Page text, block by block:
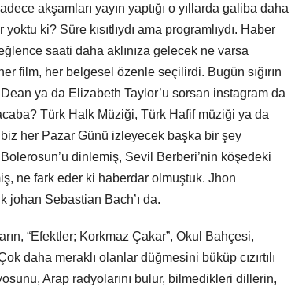
akşamları yayın yaptığı o yıllarda galiba daha
ki? Süre kısıtlıydı ama programlıydı. Haber
saati daha aklınıza gelecek ne varsa
film, her belgesel özenle seçilirdi. Bugün sığırın
ya da Elizabeth Taylor’u sorsan instagram da
Türk Halk Müziği, Türk Hafif müziği ya da
her Pazar Günü izleyecek başka bir şey
dinlemiş, Sevil Berberi’nin köşedeki
ne fark eder ki haberdar olmuştuk. Jhon
johan Sebastian Bach’ı da.
“Efektler; Korkmaz Çakar”, Okul Bahçesi,
daha meraklı olanlar düğmesini büküp cızırtılı
Arap radyolarını bulur, bilmedikleri dillerin,